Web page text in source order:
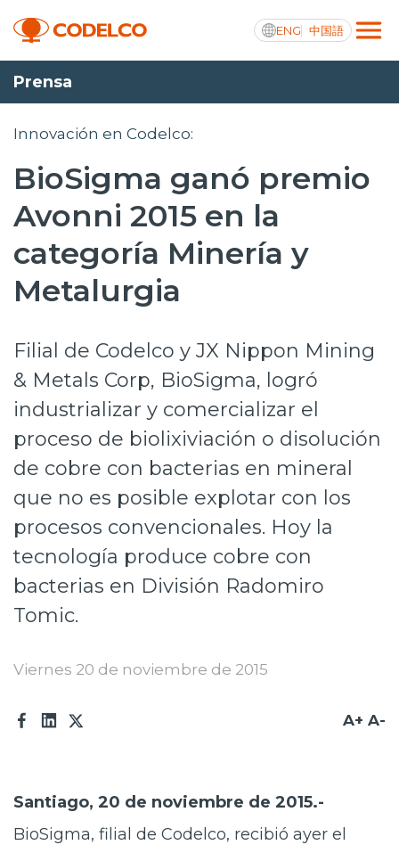
ENG 中国語
Transparencia activa
Nosotros
Proyectos
Sustentabilidad
Innovación
Inversionistas
Prensa
Trabaja en Codelco
Transparencia activa
Canales de denuncia
Proveedores
Acceso trabajadores/as
Prensa
Innovación en Codelco:
BioSigma ganó premio
Avonni 2015 en la
categoría Minería y
Metalurgia
Filial de Codelco y JX Nippon Mining
& Metals Corp, BioSigma, logró
industrializar y comercializar el
proceso de biolixiviación o disolución
de cobre con bacterias en mineral
que no es posible explotar con los
procesos convencionales. Hoy la
tecnología produce cobre con
bacterias en División Radomiro
Tomic.
Viernes 20 de noviembre de 2015
A+ A-
Santiago, 20 de noviembre de 2015.-
BioSigma, filial de Codelco, recibió ayer el